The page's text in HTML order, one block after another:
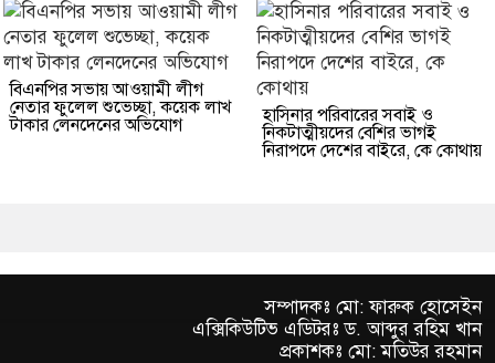
বিএনপির সভায় আওয়ামী লীগ
নেতার ফুলেল শুভেচ্ছা, কয়েক লাখ
টাকার লেনদেনের অভিযোগ
হাসিনার পরিবারের সবাই ও
নিকটাত্মীয়দের বেশির ভাগই
নিরাপদে দেশের বাইরে, কে কোথায়
সম্পাদকঃ মো: ফারুক হোসেইন
এক্সিকিউটিভ এডিটরঃ ড. আব্দুর রহিম খান
প্রকাশকঃ মো: মতিউর রহমান